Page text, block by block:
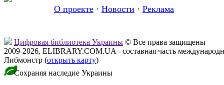
О проекте · Новости · Реклама
Цифровая библиотека Украины © Все права защищены
2009-2026, ELIBRARY.COM.UA - составная часть
Либмонстр (открыть карту)
Сохраняя наследие Украины